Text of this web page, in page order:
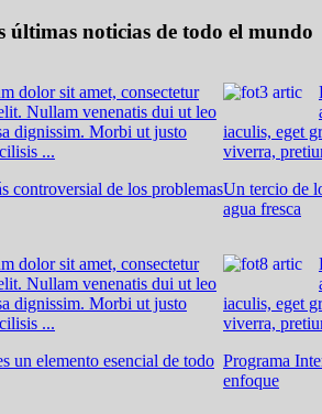
últimas noticias de todo el mundo
dolor sit amet, consectetur
Nullam venenatis dui ut leo
dignissim. Morbi ut justo
...
controversial de los problemas
iaculis, eget
viverra,
Un tercio de
agua fresca
dolor sit amet, consectetur
Nullam venenatis dui ut leo
dignissim. Morbi ut justo
...
un elemento esencial de todo
iaculis, eget
viverra,
Programa
enfoque